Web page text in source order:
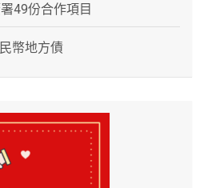
49份合作項目
幣地方債